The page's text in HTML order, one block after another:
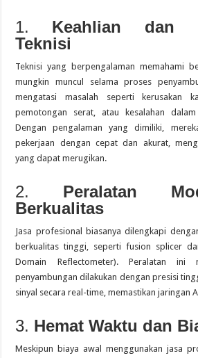
1. Keahlian dan
Teknisi
Teknisi yang berpengalaman memahami
mungkin muncul selama proses
mengatasi masalah seperti kerusakan
pemotongan serat, atau kesalahan
Dengan pengalaman yang dimiliki,
pekerjaan dengan cepat dan akurat,
yang dapat merugikan.
2. Peralatan
Berkualitas
Jasa profesional biasanya dilengkapi
berkualitas tinggi, seperti fusion splicer
Domain Reflectometer).
Peralatan ini
penyambungan dilakukan dengan presisi
sinyal secara real-time, memastikan jaringan
3. Hemat Waktu dan
Meskipun biaya awal menggunakan jasa